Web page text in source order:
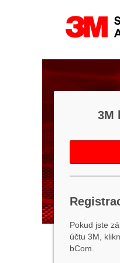
3M
Pokud jste
účtu 3M,
bCom.